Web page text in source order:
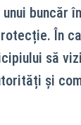
buncăr
În
să
și